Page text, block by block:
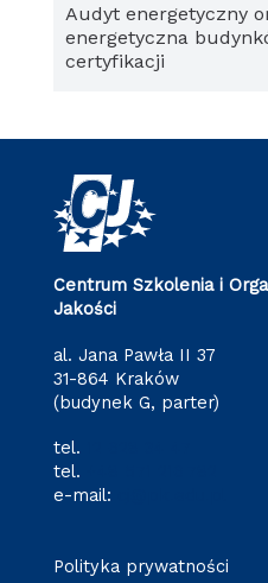
Audyt energetyczny
energetyczna
certyfikacji
Centrum Szkolenia i
Jakości
al. Jana Pawła II 37
31-864 Kraków
(budynek G, parter)
tel.
tel.
e-mail:
Polityka prywatności